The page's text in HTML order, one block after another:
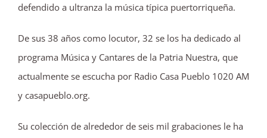
defendido a ultranza la música típica puertorriqueña.
De sus 38 años como locutor, 32 se los ha dedicado al
programa Música y Cantares de la Patria Nuestra, que
actualmente se escucha por Radio Casa Pueblo 1020 AM
y casapueblo.org.
Su colección de alrededor de seis mil grabaciones le ha